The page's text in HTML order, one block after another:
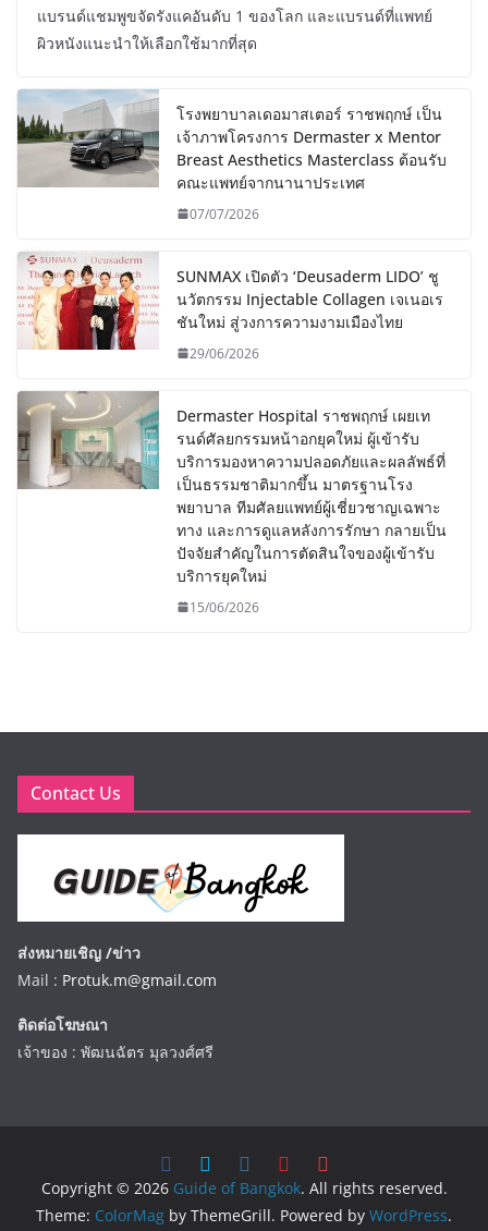
แบรนด์แชมพูขจัดรังแคอันดับ 1 ของโลก และแบรนด์ที่แพทย์
ผิวหนังแนะนำให้เลือกใช้มากที่สุด
โรงพยาบาลเดอมาสเตอร์ ราชพฤกษ์ เป็น
เจ้าภาพโครงการ Dermaster x Mentor
Breast Aesthetics Masterclass ต้อนรับ
คณะแพทย์จากนานาประเทศ
07/07/2026
SUNMAX เปิดตัว ‘Deusaderm LIDO’ ชู
นวัตกรรม Injectable Collagen เจเนอเร
ชันใหม่ สู่วงการความงามเมืองไทย
29/06/2026
Dermaster Hospital ราชพฤกษ์ เผยเท
รนด์ศัลยกรรมหน้าอกยุคใหม่ ผู้เข้ารับ
บริการมองหาความปลอดภัยและผลลัพธ์ที่
เป็นธรรมชาติมากขึ้น มาตรฐานโรง
พยาบาล ทีมศัลยแพทย์ผู้เชี่ยวชาญเฉพาะ
ทาง และการดูแลหลังการรักษา กลายเป็น
ปัจจัยสำคัญในการตัดสินใจของผู้เข้ารับ
บริการยุคใหม่
15/06/2026
Contact Us
ส่งหมายเชิญ /ข่าว
Mail : Protuk.m@gmail.com
ติดต่อโฆษณา
เจ้าของ : พัฒนฉัตร มุลวงศ์ศรี
Copyright © 2026 Guide of Bangkok. All rights reserved.
Theme: ColorMag by ThemeGrill. Powered by WordPress.